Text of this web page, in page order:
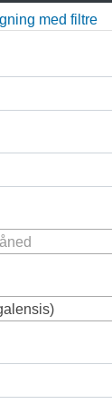
med filtre